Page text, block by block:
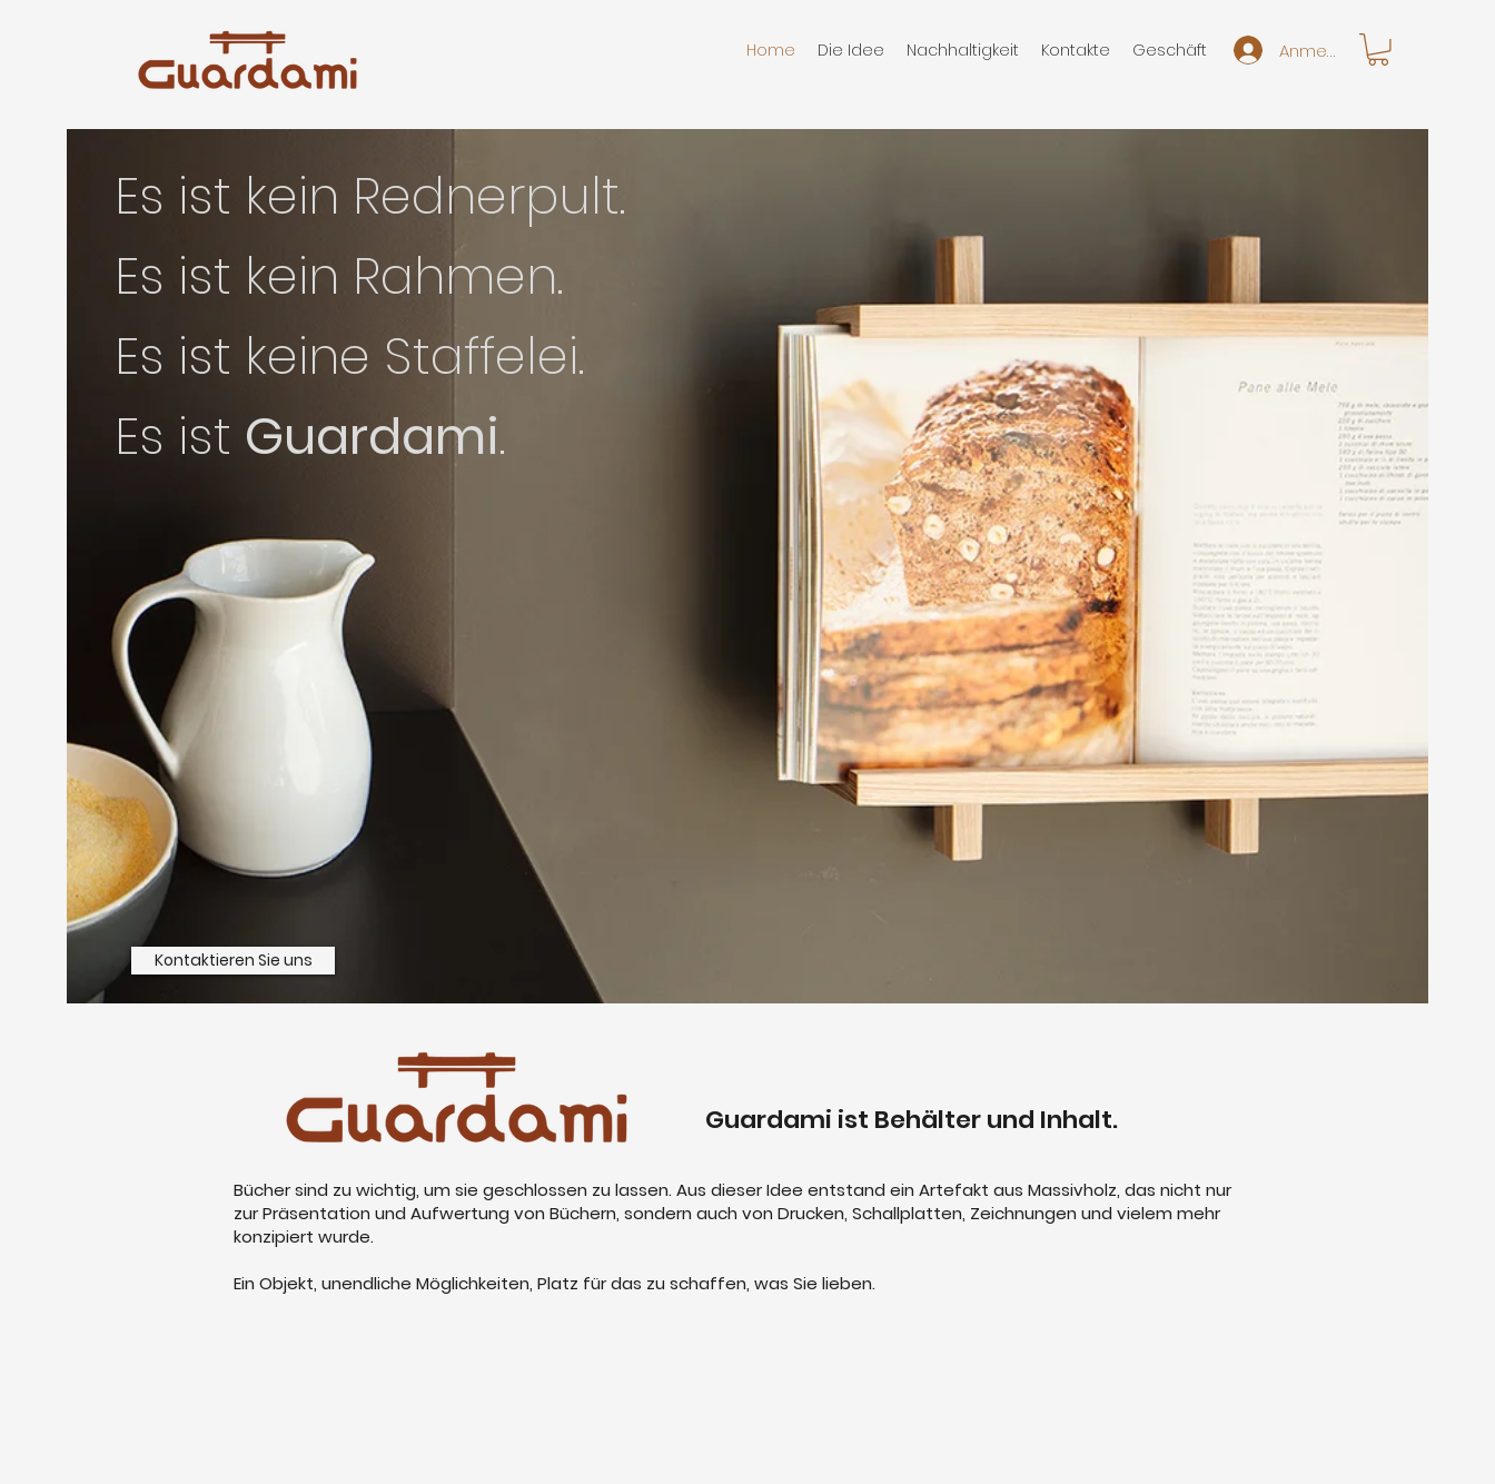
Home Die Idee Nachhaltigkeit Kontakte Geschäft Anmelden
Es ist kein Rednerpult.
Es ist kein Rahmen.
Es ist keine Staffelei.
Es ist Guardami.
Kontaktieren Sie uns
Guardami ist Behälter und Inhalt.
Bücher sind zu wichtig, um sie geschlossen zu lassen. Aus dieser Idee entstand ein Artefakt aus Massivholz, das nicht nur
zur Präsentation und Aufwertung von Büchern, sondern auch von Drucken, Schallplatten, Zeichnungen und vielem mehr
konzipiert wurde.
Ein Objekt, unendliche Möglichkeiten, Platz für das zu schaffen, was Sie lieben.